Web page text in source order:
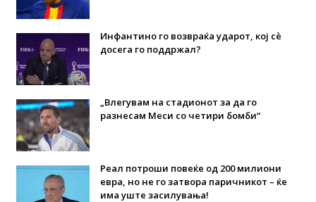
Инфантино го возвраќа ударот, кој сè
досега го поддржал?
„Влегувам на стадионот за да го
разнесам Меси со четири бомби“
Реал потроши повеќе од 200 милиони
евра, но не го затвора паричникот – ќе
има уште засилувања!